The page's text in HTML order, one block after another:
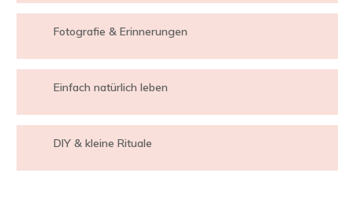
Fotografie & Erinnerungen
Einfach natürlich leben
DIY & kleine Rituale